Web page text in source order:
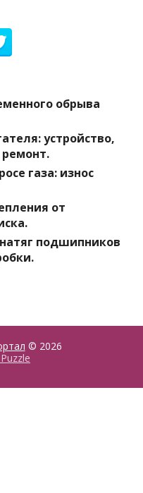
обрыва
устройство,
газа: износ
от
подшипников
© 2026